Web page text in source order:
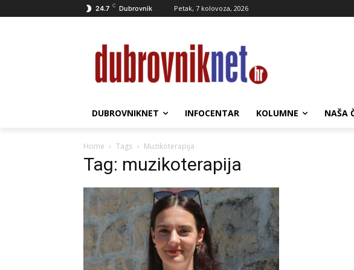
24.7 C Dubrovnik Petak, 7 kolovoza, 2026
DUBROVNIKNET INFOCENTAR KOLUMNE NAŠA
Home Tags Muzikoterapija
Tag: muzikoterapija